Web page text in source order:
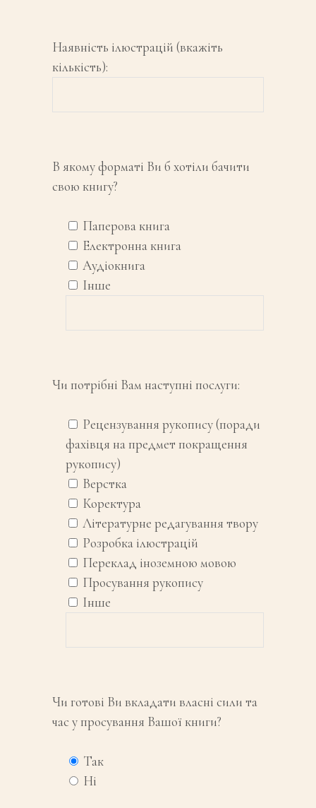
Наявність ілюстрацій (вкажіть
кількість):
В якому форматі Ви б хотіли бачити
свою книгу?
Паперова книга
Електронна книга
Аудіокнига
Інше
Чи потрібні Вам наступні послуги:
Рецензування рукопису (поради
фахівця на предмет покращення
рукопису)
Верстка
Коректура
Літературне редагування твору
Розробка ілюстрацій
Переклад іноземною мовою
Просування рукопису
Інше
Чи готові Ви вкладати власні сили та
час у просування Вашої книги?
Так
Ні